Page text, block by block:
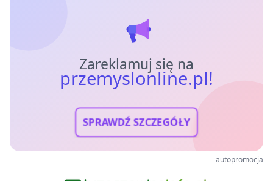
Zareklamuj się na
przemyslonline.pl!
SPRAWDŹ SZCZEGÓŁY
autopromocja